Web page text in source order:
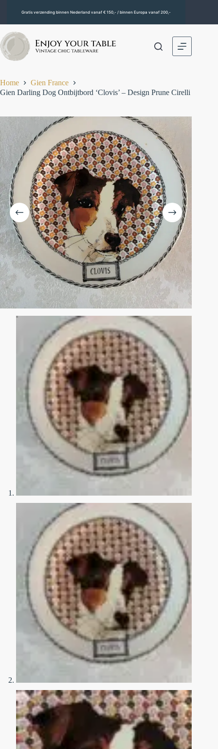
Gratis verzending binnen Nederland vanaf € 150,- / binnen Europa vanaf 200,-
Home
Gien France
Gien Darling Dog Ontbijtbord ‘Clovis’ – Design Prune Cirelli